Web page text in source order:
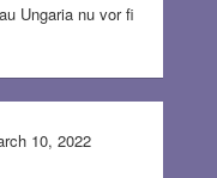
Ungaria nu vor fi
10, 2022